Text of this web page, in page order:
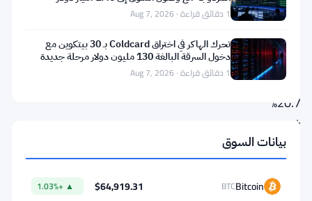
شهدت
بلوكتشين
انخفاضًا
بنسبة
20.7%
في
النشاط
الاجتماعي،
وهو
1 دقائق قراءة · Aug 7, 2026
تحرك الهاكر في اختراق Coldcard بـ 30 بيتكوين مع
دخول السرقة البالغة 130 مليون دولار مرحلة جديدة
1 دقائق قراءة · Aug 7, 2026
بيانات السوق
Bitcoin
BTC
$64,919.31
▲ +1.03%